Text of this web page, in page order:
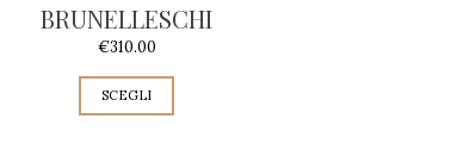
BRUNELLESCHI
€310.00
SCEGLI